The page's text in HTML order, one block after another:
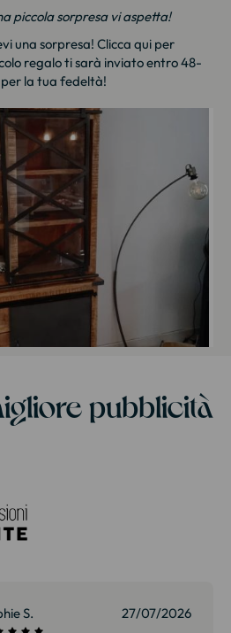
piccola sorpresa vi aspetta!
una sorpresa! Clicca qui per
regalo ti sarà inviato entro 48-
la tua fedeltà!
pubblicità
S. 27/07/2026